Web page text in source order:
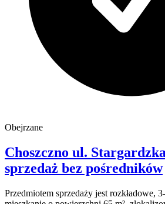
Obejrzane
Choszczno ul. Stargardzka
sprzedaż bez pośredników
Przedmiotem sprzedaży jest rozkładowe,